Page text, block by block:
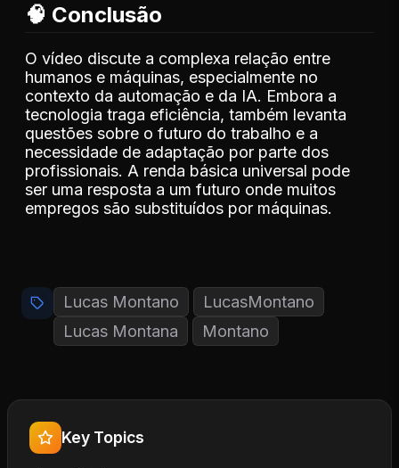
🧠 Conclusão
O vídeo discute a complexa relação entre
humanos e máquinas, especialmente no
contexto da automação e da IA. Embora a
tecnologia traga eficiência, também levanta
questões sobre o futuro do trabalho e a
necessidade de adaptação por parte dos
profissionais. A renda básica universal pode
ser uma resposta a um futuro onde muitos
empregos são substituídos por máquinas.
Lucas Montano
LucasMontano
Lucas Montana
Montano
Key Topics